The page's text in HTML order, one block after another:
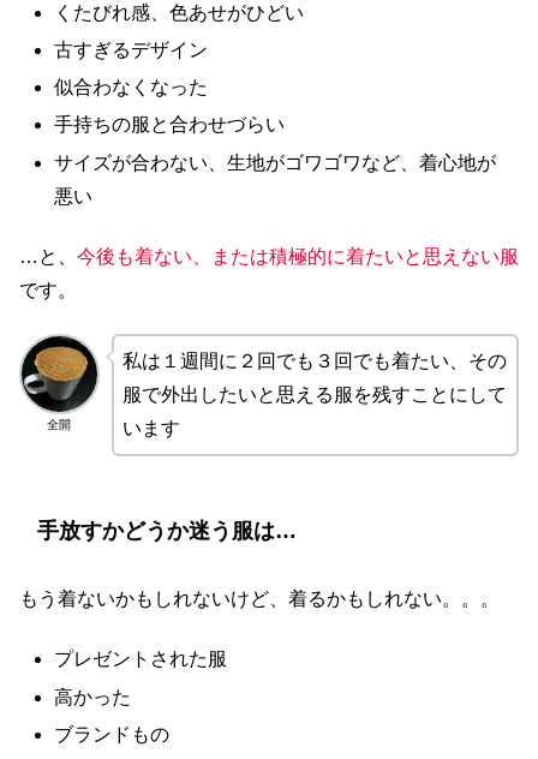
くたびれ感、色あせがひどい
古すぎるデザイン
似合わなくなった
手持ちの服と合わせづらい
サイズが合わない、生地がゴワゴワなど、着心地が
悪い
…と、 今後も着ない、または積極的に着たいと思えない服
です。
全開
私は１週間に２回でも３回でも着たい、その
服で外出したいと思える服を残すことにして
います
手放すかどうか迷う服は…
もう着ないかもしれないけど、着るかもしれない。。。
プレゼントされた服
高かった
ブランドもの